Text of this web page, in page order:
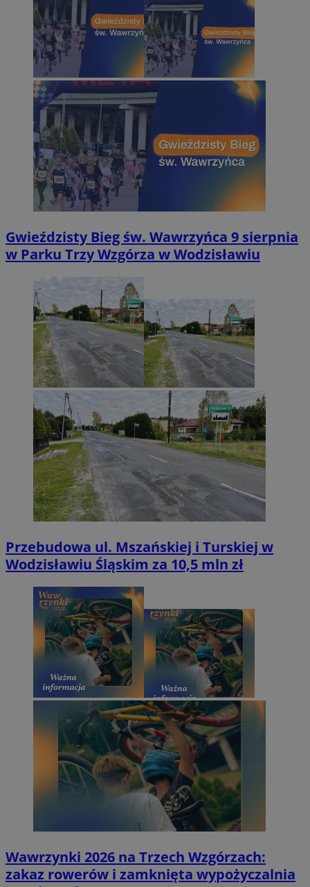
Gwieździsty Bieg św. Wawrzyńca 9 sierpnia
w Parku Trzy Wzgórza w Wodzisławiu
Przebudowa ul. Mszańskiej i Turskiej w
Wodzisławiu Śląskim za 10,5 mln zł
Wawrzynki 2026 na Trzech Wzgórzach:
zakaz rowerów i zamknięta wypożyczalnia